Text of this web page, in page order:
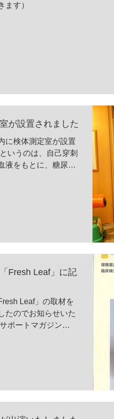
ます）
が設置されました
に検体測定室が設置
いうのは、自己穿刺
液をもとに、糖尿病
Fresh Leaf」に記
Leaf」の取材を
たのでお知らせいた
ポートマガジン